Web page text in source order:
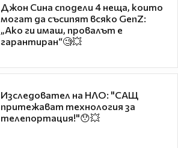
Джон Сина сподели 4 неща, които
могат да съсипят всяко GenZ:
„Ако ги имаш, провалът е
гарантиран“🧐💥
Изследовател на НЛО: "САЩ
притежават технология за
телепортация!"😯💥